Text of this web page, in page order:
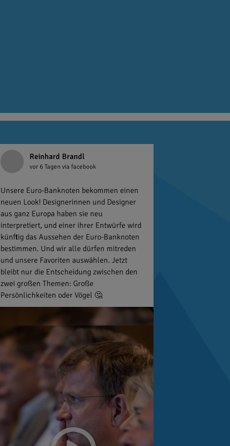
Reinhard Brandl
vor 6 Tagen via facebook
Unsere Euro-Banknoten bekommen einen
neuen Look! Designerinnen und Designer
aus ganz Europa haben sie neu
interpretiert, und einer ihrer Entwürfe wird
künftig das Aussehen der Euro-Banknoten
bestimmen. Und wir alle dürfen mitreden
und unsere Favoriten auswählen. Jetzt
bleibt nur die Entscheidung zwischen den
zwei großen Themen: Große
Persönlichkeiten oder Vögel 🤔